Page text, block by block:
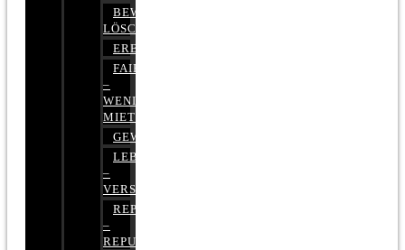
BEWERTUNGEN
LÖSCHEN
ERBRECHT
FAIRMIETEN
–
WENIGER
MIETE
GEWERBERECHT
LEBENSVERSICHERUNG
–
VERSICHERUNGSRECHT
REPUTATIONSRECHT
–
REPUTATIONSMANAGEMENT